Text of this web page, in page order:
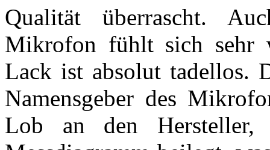
Qualität überrascht.
Mikrofon fühlt sich sehr
Lack ist absolut tadellos.
Namensgeber des
Lob an den